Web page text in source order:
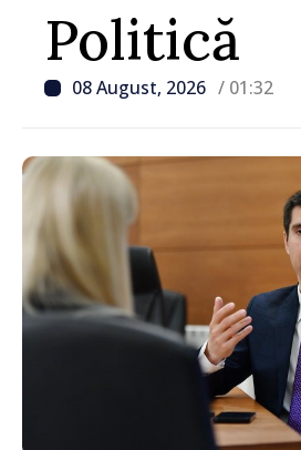
Politică
08 August, 2026 / 01:32